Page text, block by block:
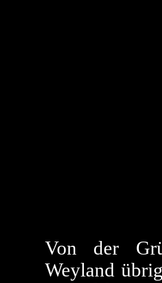
Von der
Weyland